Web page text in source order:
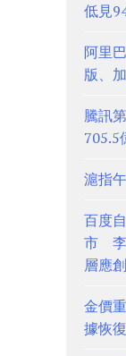
低見
阿里
版、
騰訊
705.5
滬指
百度
市 李
層應
金價
據恢